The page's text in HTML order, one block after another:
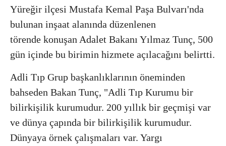
Yüreğir ilçesi Mustafa Kemal Paşa Bulvarı'nda
bulunan inşaat alanında düzenlenen
törende konuşan Adalet Bakanı Yılmaz Tunç, 500
gün içinde bu birimin hizmete açılacağını belirtti.
Adli Tıp Grup başkanlıklarının öneminden
bahseden Bakan Tunç, "Adli Tıp Kurumu bir
bilirkişilik kurumudur. 200 yıllık bir geçmişi var
ve dünya çapında bir bilirkişilik kurumudur.
Dünyaya örnek çalışmaları var. Yargı